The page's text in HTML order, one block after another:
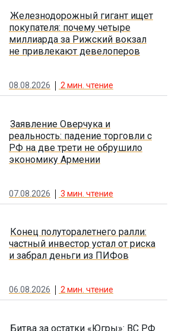
Железнодорожный гигант ищет
покупателя: почему четыре
миллиарда за Рижский вокзал
не привлекают девелоперов
08.08.2026 2мин. чтение
Заявление Оверчука и
реальность: падение торговли с
РФ на две трети не обрушило
экономику Армении
07.08.2026 3 мин. чтение
Конец полуторалетнего ралли:
частный инвестор устал от риска
и забрал деньги из ПИФов
06.08.2026 2мин. чтение
Битва за остатки «Югры»: ВС РФ